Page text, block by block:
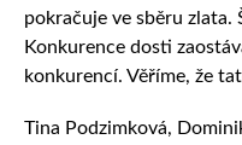
pokračuje ve sběru zlata.
Konkurence dosti
konkurencí. Věříme, že
Tina Podzimková,